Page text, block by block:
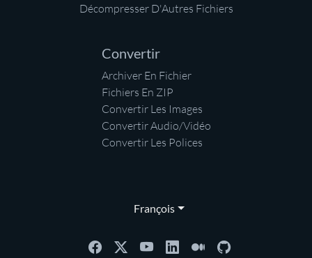
Décompresser D'Autres Fichiers
Convertir
Archiver En Fichier
Fichiers En ZIP
Convertir Les Images
Convertir Audio/Vidéo
Convertir Les Polices
François